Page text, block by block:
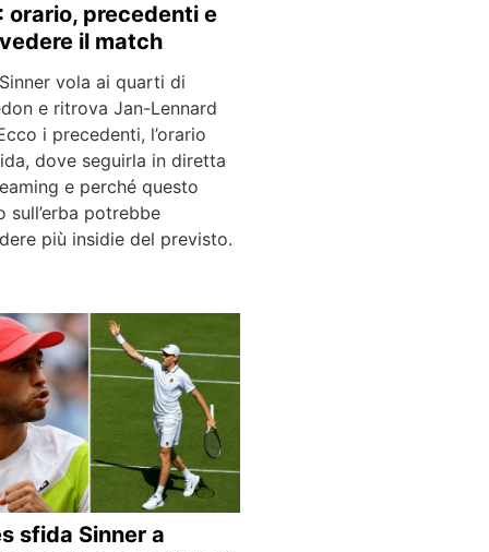
orario, precedenti e
il match
vola ai quarti di
e ritrova Jan-Lennard
i precedenti, l’orario
dove seguirla in diretta
e perché questo
sull’erba potrebbe
più insidie del previsto.
sfida Sinner a